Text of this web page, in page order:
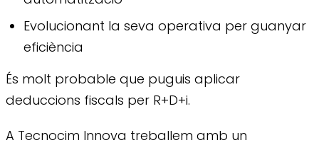
Evolucionant la seva operativa per guanyar
eficiència
És molt probable que puguis aplicar
deduccions fiscals per R+D+i.
A Tecnocim Innova treballem amb un